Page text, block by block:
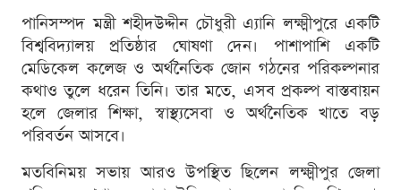
পানিসম্পদ মন্ত্রী শহীদউদ্দীন চৌধুরী এ্যানি লক্ষ্মীপুরে একটি
বিশ্ববিদ্যালয় প্রতিষ্ঠার ঘোষণা দেন। পাশাপাশি একটি
মেডিকেল কলেজ ও অর্থনৈতিক জোন গঠনের পরিকল্পনার
কথাও তুলে ধরেন তিনি। তার মতে, এসব প্রকল্প বাস্তবায়ন
হলে জেলার শিক্ষা, স্বাস্থ্যসেবা ও অর্থনৈতিক খাতে বড়
পরিবর্তন আসবে।
মতবিনিময় সভায় আরও উপস্থিত ছিলেন লক্ষ্মীপুর জেলা